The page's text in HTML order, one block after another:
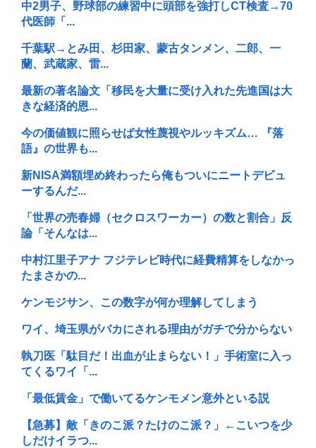
中2男子、野球部の練習中に頭部を強打しCT検査→70
代医師「...
千葉駅→とみ田、杉田家、蒙古タンメン、二郎、一
蘭、武蔵家、雷...
最新の著名論文「移民を大量に受け入れた先進国は大
きな経済的恩...
今の価値観に照らせば女性蔑視やルッキズム… 『落
語』の世界も...
新NISA満額埋め終わったら俺もついにニートデビュ
ーするんだ...
「世界の売春婦（セクロスワーカー）の数と割合」反
論「そんなは...
中村江里子アナ フジテレビ時代に経費精算をしなかっ
たまさかの...
ケンモジサン、この数字が何か理解してしまう
ワイ、埼玉県がバカにされる理由がガチで分からない
執刀医「駄目だ！出血が止まらない！」手術室に入っ
てくるワイ「...
「最低賃金」で働いてるケンモメン意外といる説
【急募】敵「きのこ派？たけのこ派？」←こいつを少
しだけイラつ...